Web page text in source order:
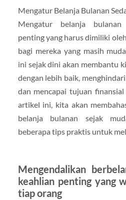
Mengatur Belanja Bulanan
Mengatur belanja bulanan
penting yang harus dimiliki
bagi mereka yang masih
ini sejak dini akan membantu
dengan lebih baik,
dan mencapai tujuan
artikel ini, kita akan
belanja bulanan sejak
beberapa tips praktis untuk
Mengendalikan
keahlian penting yang
tiap orang